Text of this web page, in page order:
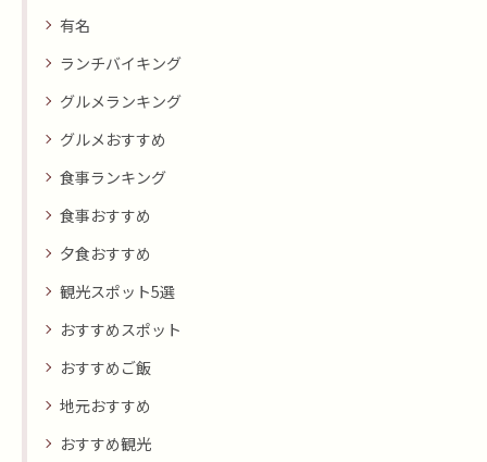
有名
ランチバイキング
グルメランキング
グルメおすすめ
食事ランキング
食事おすすめ
夕食おすすめ
観光スポット5選
おすすめスポット
おすすめご飯
地元おすすめ
おすすめ観光